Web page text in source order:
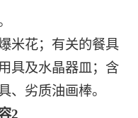
米花；有关的餐具
具及水晶器皿；含
、劣质油画棒。
2